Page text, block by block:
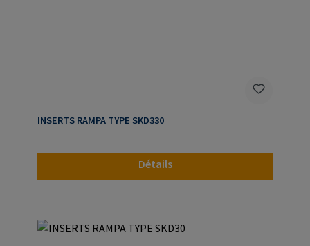
INSERTS RAMPA TYPE SKD330
Détails